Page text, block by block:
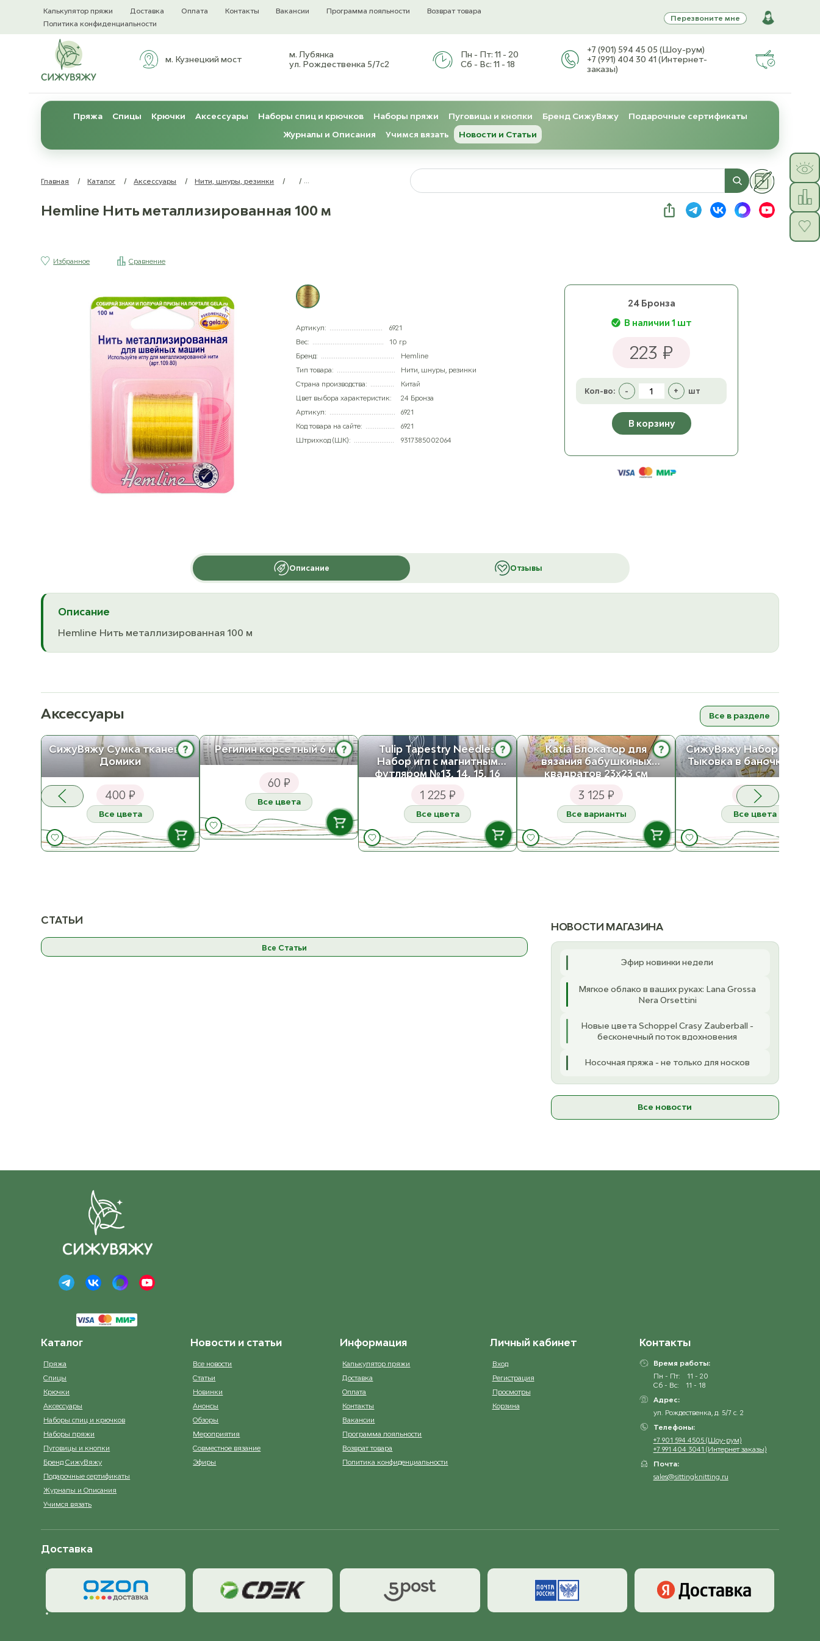
Калькулятор пряжи Доставка Оплата Контакты Вакансии Программа лояльности
Возврат товара
Политика конфиденциальности
Перезвоните мне
м. Кузнецкий мост
м. Лубянка
ул. Рождественка 5/7с2
Пн - Пт: 11 - 20
Сб - Вс: 11 - 18
+7 (901) 594 45 05 (Шоу-рум)
+7 (991) 404 30 41 (Интернет-
заказы)
Пряжа Спицы Крючки Аксессуары Наборы спиц и крючков Наборы пряжи Пуговицы и кнопки Бренд СижуВяжу
Подарочные сертификаты
Журналы и Описания
Учимся вязать Новости и Статьи
Главная / Каталог / Аксессуары / Нити, шнуры, резинки / /
Hemline Нить металлизированная 100 м
Избранное Сравнение
Артикул:
6921
Вес:
10 гр
Бренд:
Hemline
Тип товара:
Нити, шнуры, резинки
Страна производства:
Китай
Цвет выбора характеристик:
24 Бронза
Артикул:
6921
Код товара на сайте:
6921
Штрихкод (ШК):
9317385002064
24 Бронза
В наличии 1 шт
223 ₽
Кол-во: - + шт
В корзину
Описание Отзывы
Описание
Hemline Нить металлизированная 100 м
Аксессуары Все в разделе
СижуВяжу Сумка тканевая
Домики
?
400 ₽
Все цвета
К товару
Регилин корсетный 6 мм?
60 ₽
Все цвета
Tulip Tapestry Needles
Набор игл с магнитным
футляром №13, 14, 15, 16
?
1 225 ₽
Все цвета
К товару
Katia Блокатор для
вязания бабушкиных
квадратов 23х23 см
?
3 125 ₽
Все варианты
СижуВяжу Набор
Тыковка в баночке 12
100 ₽
Все цвета
СТАТЬИ
Все Статьи
НОВОСТИ МАГАЗИНА
Эфир новинки недели
Мягкое облако в ваших руках: Lana Grossa
Nera Orsettini
Новые цвета Schoppel Crasy Zauberball -
бесконечный поток вдохновения
Носочная пряжа - не только для носков
Все новости
Каталог
Пряжа
Спицы
Крючки
Аксессуары
Наборы спиц и крючков
Наборы пряжи
Пуговицы и кнопки
Бренд СижуВяжу
Подарочные сертификаты
Журналы и Описания
Учимся вязать
Новости и статьи
Все новости
Статьи
Новинки
Анонсы
Обзоры
Мероприятия
Совместное вязание
Эфиры
Информация
Калькулятор пряжи
Доставка
Оплата
Контакты
Вакансии
Программа лояльности
Возврат товара
Политика конфиденциальности
Личный кабинет
Вход
Регистрация
Просмотры
Корзина
Контакты
Время работы:
Пн - Пт:
11 - 20
Сб - Вс:
11 - 18
Адрес:
ул. Рождественка, д. 5/7 с. 2
Телефоны:
+7 901 594 4505 (Шоу-рум)
+7 991 404 3041 (Интернет заказы)
Почта:
sales@sittingknitting.ru
Доставка